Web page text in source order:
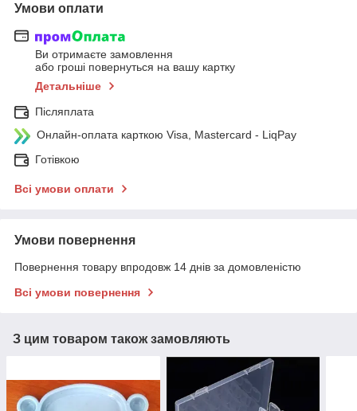
Умови оплати
Ви отримаєте замовлення
або гроші повернуться на вашу картку
Детальніше
Післяплата
Онлайн-оплата карткою Visa, Mastercard - LiqPay
Готівкою
Всі умови оплати
Умови повернення
Повернення товару впродовж 14 днів за домовленістю
Всі умови повернення
З цим товаром також замовляють